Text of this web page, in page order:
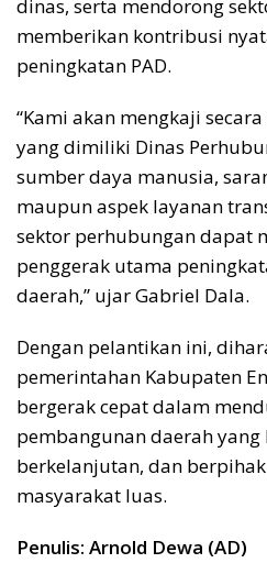
dinas, serta mendorong
memberikan kontribusi
peningkatan PAD.
“Kami akan mengkaji
yang dimiliki Dinas
sumber daya manusia,
maupun aspek layanan
sektor perhubungan dapat
penggerak utama
daerah,” ujar Gabriel Dala.
Dengan pelantikan ini,
pemerintahan Kabupaten
bergerak cepat dalam
pembangunan daerah yang
berkelanjutan, dan
masyarakat luas.
Penulis: Arnold Dewa (AD)